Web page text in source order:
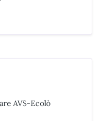
AVS-Ecolò